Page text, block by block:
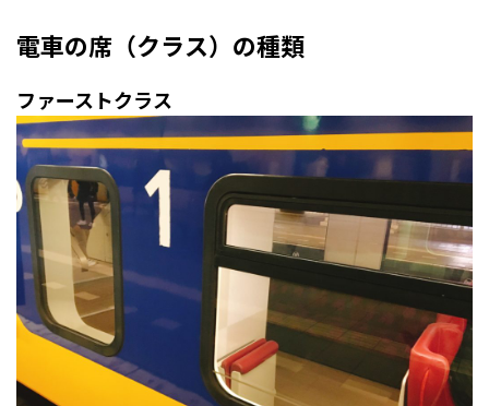
電車の席（クラス）の種類
ファーストクラス